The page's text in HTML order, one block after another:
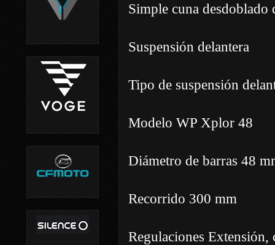
Simple cuna
Suspensión delantera
Tipo de suspensión
Modelo WP Xplor 48
Diámetro de barras 48
Recorrido 300 mm
Regulaciones